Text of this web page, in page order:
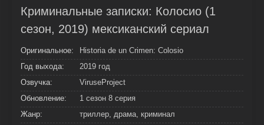
Криминальные записки: Колосио (1
сезон, 2019) мексиканский сериал
Оригинальное:
Historia de un Crimen: Colosio
Год выхода:
2019 год
Озвучка:
ViruseProject
Обновление:
1 сезон 8 серия
Жанр:
триллер, драма, криминал